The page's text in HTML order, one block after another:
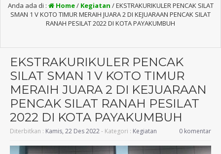
Anda ada di : Home/ Kegiatan /EKSTRAKURIKULER PENCAK SILAT
SMAN 1 V KOTO TIMUR MERAIH JUARA 2 DI KEJUARAAN PENCAK SILAT
RANAH PESILAT 2022 DI KOTA PAYAKUMBUH
EKSTRAKURIKULER PENCAK
SILAT SMAN 1 V KOTO TIMUR
MERAIH JUARA 2 DI KEJUARAAN
PENCAK SILAT RANAH PESILAT
2022 DI KOTA PAYAKUMBUH
Diterbitkan : Kamis, 22 Des 2022- Kategori : Kegiatan 0 komentar